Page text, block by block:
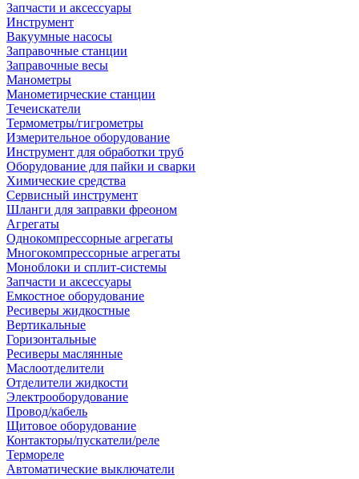
Запчасти и аксессуары
Инструмент
Вакуумные насосы
Заправочные станции
Заправочные весы
Манометры
Манометирческие станции
Течеискатели
Термометры/гигрометры
Измерительное оборудование
Инструмент для обработки труб
Оборудование для пайки и сварки
Химические средства
Сервисный инструмент
Шланги для заправки фреоном
Агрегаты
Однокомпрессорные агрегаты
Многокомпрессорные агрегаты
Моноблоки и сплит-системы
Запчасти и аксессуары
Емкостное оборудование
Ресиверы жидкостные
Вертикальные
Горизонтальные
Ресиверы маслянные
Маслоотделители
Отделители жидкости
Электрооборудование
Провод/кабель
Щитовое оборудование
Контакторы/пускатели/реле
Термореле
Автоматические выключатели